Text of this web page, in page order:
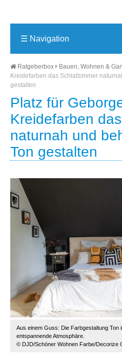
☰ Navigation
Ratgeberbox Bauen, Wohnen &
Kreidefarben das Schlafzimmer
gestalten
Platz für
Kreidefarben
naturnah und
Ton gestalten
Aus einem Guss: Die Farbgestaltung Ton
entspannende Atmosphäre.
© DJD/Schöner Wohnen Farbe/Decorize